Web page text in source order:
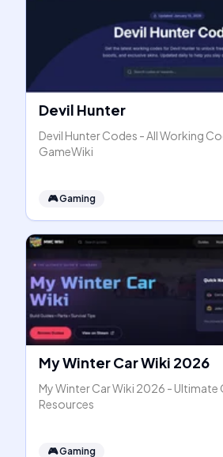
Devil Hunter
Devil Hunter Codes - All Working
GameWiki
🎮Gaming
My Winter Car Wiki 2026
My Winter Car Wiki 2026 - Ultimate
Resources
🎮Gaming